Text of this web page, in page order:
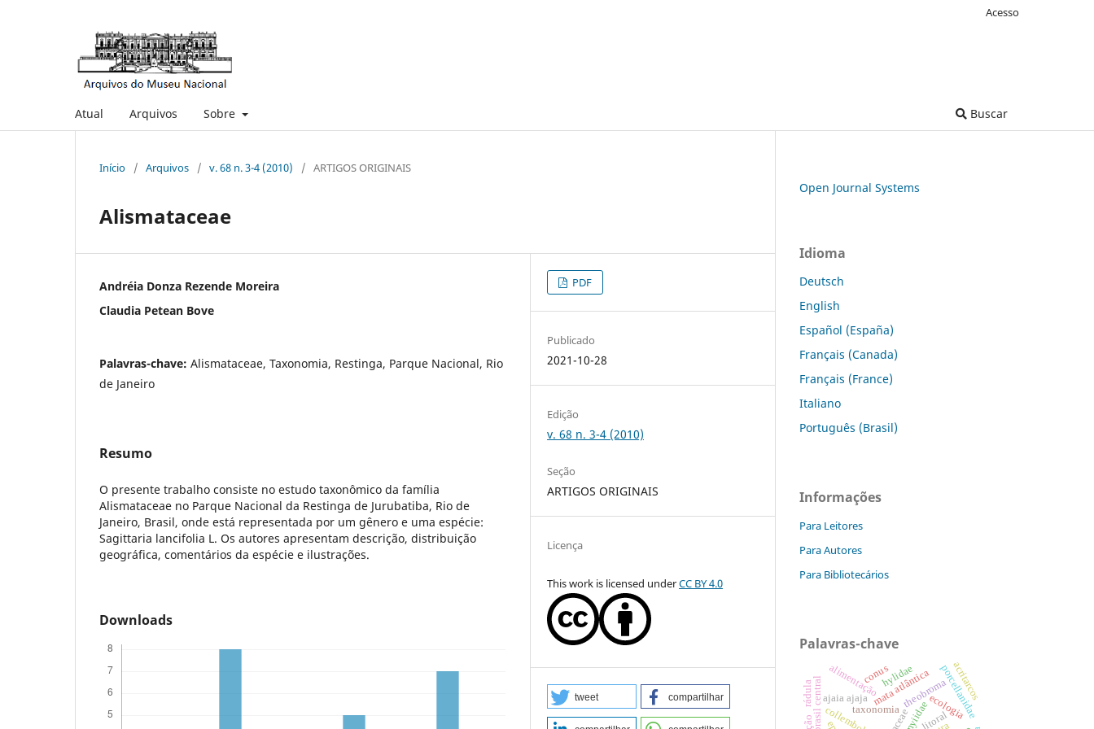
Atual Arquivos Sobre Buscar
Acesso
Início / Arquivos / v. 68 n. 3-4 (2010) / ARTIGOS ORIGINAIS
Alismataceae
Andréia Donza Rezende Moreira
Claudia Petean Bove
Palavras-chave: Alismataceae, Taxonomia, Restinga, Parque Nacional, Rio
de Janeiro
Resumo
O presente trabalho consiste no estudo taxonômico da família
Alismataceae no Parque Nacional da Restinga de Jurubatiba, Rio de
Janeiro, Brasil, onde está representada por um gênero e uma espécie:
Sagittaria lancifolia L. Os autores apresentam descrição, distribuição
geográfica, comentários da espécie e ilustrações.
Downloads
PDF
Publicado
2021-10-28
Edição
v. 68 n. 3-4 (2010)
Seção
ARTIGOS ORIGINAIS
Licença
This work is licensed underCC BY 4.0
tweet compartilhar
Open Journal Systems
Idioma
Deutsch
English
Español (España)
Français (Canada)
Français (France)
Italiano
Português (Brasil)
Informações
Para Leitores
Para Autores
Para Bibliotecários
Palavras-chave
taxonomia theobromaecologia
mata atlântica
collembola litoral
porcellanidae
ajaia ajaja
alimentação
brasil central hylidae acritarcos
rádula
conus